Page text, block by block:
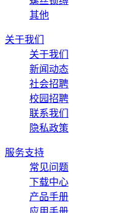
其他
关于我们
关于我们
新闻动态
社会招聘
校园招聘
联系我们
隐私政策
服务支持
常见问题
下载中心
产品手册